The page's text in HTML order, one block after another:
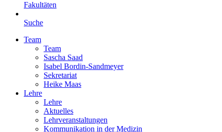
Fakultäten
Suche
Team
Team
Sascha Saad
Isabel Bordin-Sandmeyer
Sekretariat
Heike Maas
Lehre
Lehre
Aktuelles
Lehrveranstaltungen
Kommunikation in der Medizin